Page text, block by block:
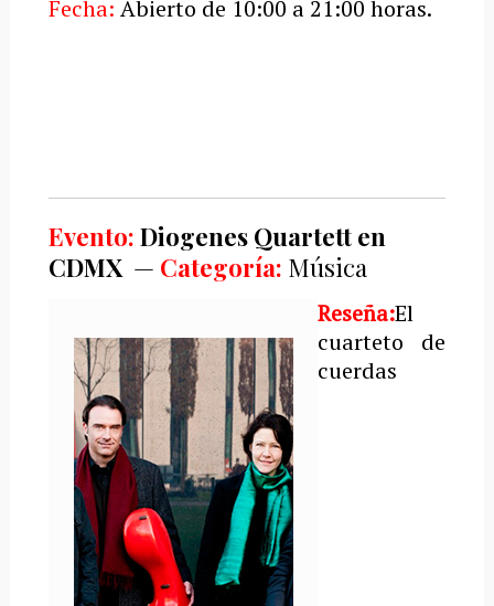
Fecha: Abierto de 10:00 a 21:00 horas.
Evento: Diogenes Quartett en
CDMX — Categoría: Música
Reseña:El
cuarteto de
cuerdas